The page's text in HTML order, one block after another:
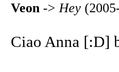
Veon ->Hey
Ciao Anna [:D]